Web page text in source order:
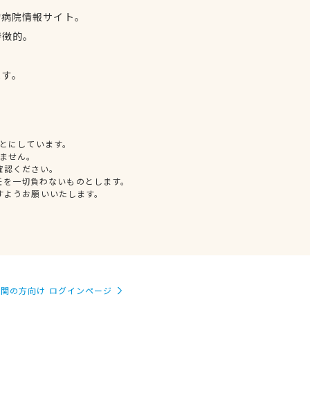
院情報サイト。
的。
。
しています。
せん。
ください。
一切負わないものとします。
うお願いいたします。
の方向け ログインページ